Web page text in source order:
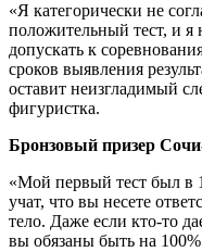
«Я категорически не
положительный тест, и я
допускать к
сроков выявления
оставит неизгладимый
фигуристка.
Бронзовый призер
«Мой первый тест был в
учат, что вы несете
тело. Даже если кто-то
вы обязаны быть на